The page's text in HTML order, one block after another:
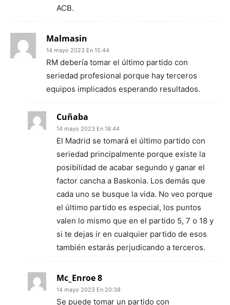
ACB.
Malmasin
14 mayo 2023 En 15:44
RM debería tomar el último partido con
seriedad profesional porque hay terceros
equipos implicados esperando resultados.
Cuñaba
14 mayo 2023 En 18:44
El Madrid se tomará el último partido con
seriedad principalmente porque existe la
posibilidad de acabar segundo y ganar el
factor cancha a Baskonia. Los demás que
cada uno se busque la vida. No veo porque
el último partido es especial, los puntos
valen lo mismo que en el partido 5, 7 o 18 y
si te dejas ir en cualquier partido de esos
también estarás perjudicando a terceros.
Mc_Enroe 8
14 mayo 2023 En 20:38
Se puede tomar un partido con